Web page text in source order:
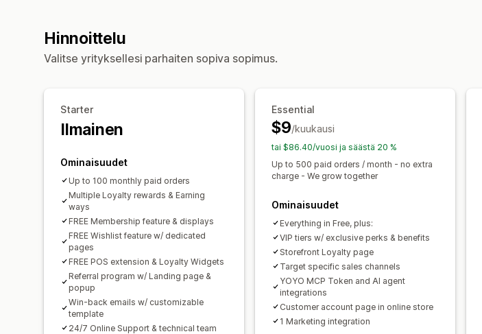
Hinnoittelu
Valitse yrityksellesi parhaiten sopiva sopimus.
Starter
Ilmainen
Ominaisuudet
Up to 100 monthly paid orders
Multiple Loyalty rewards & Earning
ways
FREE Membership feature & displays
FREE Wishlist feature w/ dedicated
pages
FREE POS extension & Loyalty Widgets
Referral program w/ Landing page &
popup
Win-back emails w/ customizable
template
24/7 Online Support & technical team
Essential
$9/kuukausi
tai $86.40/vuosi ja säästä 20 %
Up to 500 paid orders / month - no extra
charge - We grow together
Ominaisuudet
Everything in Free, plus:
VIP tiers w/ exclusive perks & benefits
Storefront Loyalty page
Target specific sales channels
YOYO MCP Token and AI agent
integrations
Customer account page in online store
1 Marketing integration